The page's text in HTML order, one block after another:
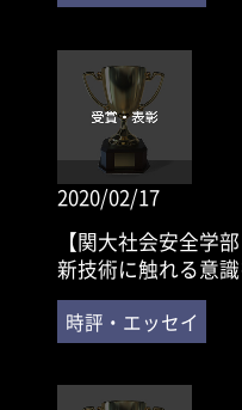
2020/02/17
【関大社会安全学
新技術に触れる意